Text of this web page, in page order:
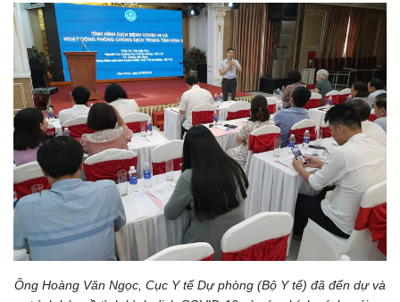
Ông Hoàng Văn Ngọc, Cục Y tế Dự phòng (Bộ Y tế) đã đến dự và